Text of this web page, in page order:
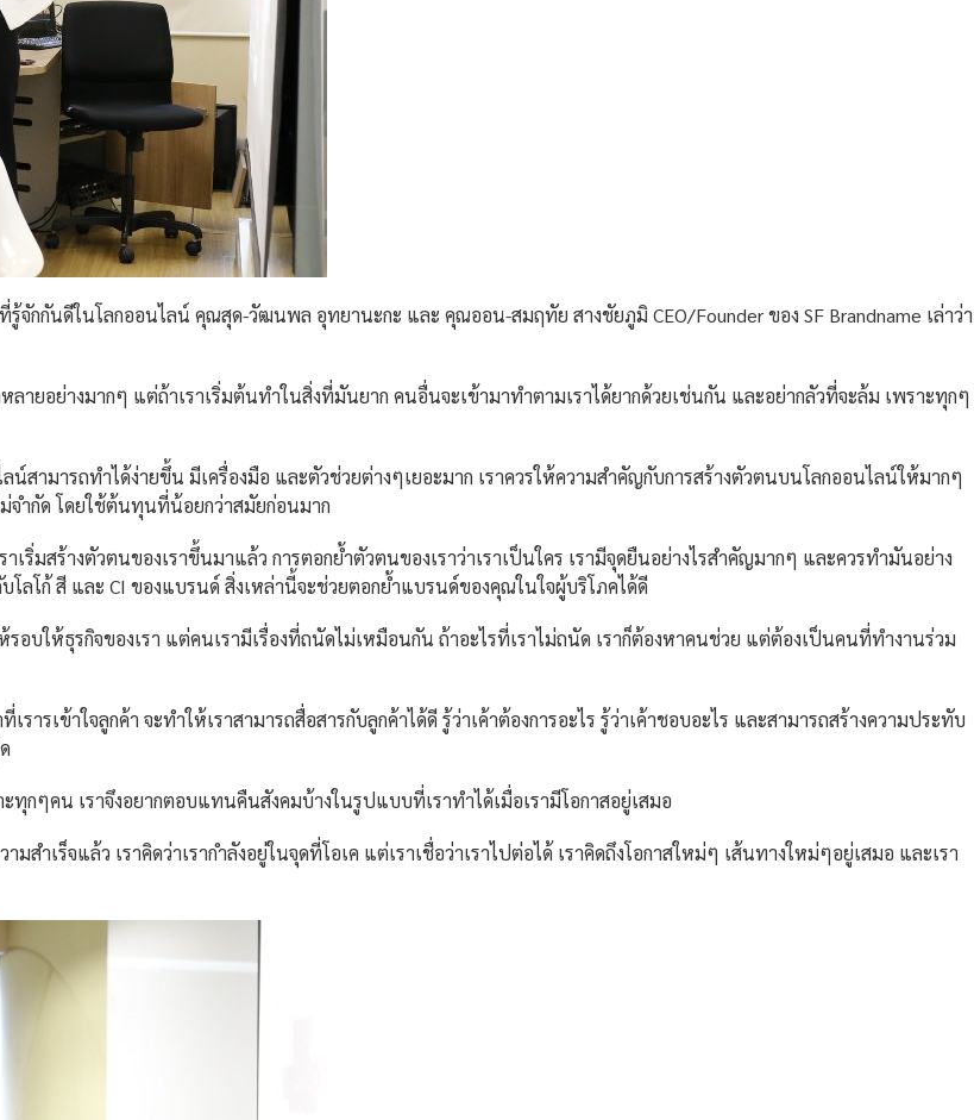
จักกันดีในโลกออนไลน์ คุณสุด-วัฒนพล อุทยานะกะ และ คุณออน-สมฤทัย สางชัยภูมิ CEO/Founder ของ SF Brandname เล่าว่า
ายอย่างมากๆ แต่ถ้าเราเริ่มต้นทำในสิ่งที่มันยาก คนอื่นจะเข้ามาทำตามเราได้ยากด้วยเช่นกัน และอย่ากลัวที่จะล้ม เพราะทุกๆ
น์สามารถทำได้ง่ายขึ้น มีเครื่องมือ และตัวช่วยต่างๆเยอะมาก เราควรให้ความสำคัญกับการสร้างตัวตนบนโลกออนไลน์ให้มากๆ
ม่จำกัด โดยใช้ต้นทุนที่น้อยกว่าสมัยก่อนมาก
าเริ่มสร้างตัวตนของเราขึ้นมาแล้ว การตอกย้ำตัวตนของเราว่าเราเป็นใคร เรามีจุดยืนอย่างไรสำคัญมากๆ และควรทำมันอย่าง
ลโก้ สี และ CI ของแบรนด์ สิ่งเหล่านี้จะช่วยตอกย้ำแบรนด์ของคุณในใจผู้บริโภคได้ดี
รอบให้ธุรกิจของเรา แต่คนเรามีเรื่องที่ถนัดไม่เหมือนกัน ถ้าอะไรที่เราไม่ถนัด เราก็ต้องหาคนช่วย แต่ต้องเป็นคนที่ทำงานร่วม
ารเข้าใจลูกค้า จะทำให้เราสามารถสื่อสารกับลูกค้าได้ดี รู้ว่าเค้าต้องการอะไร รู้ว่าเค้าชอบอะไร และสามารถสร้างความประทับ
ะทุกๆคน เราจึงอยากตอบแทนคืนสังคมบ้างในรูปแบบที่เราทำได้เมื่อเรามีโอกาสอยู่เสมอ
ามสำเร็จแล้ว เราคิดว่าเรากำลังอยู่ในจุดที่โอเค แต่เราเชื่อว่าเราไปต่อได้ เราคิดถึงโอกาสใหม่ๆ เส้นทางใหม่ๆอยู่เสมอ และเรา